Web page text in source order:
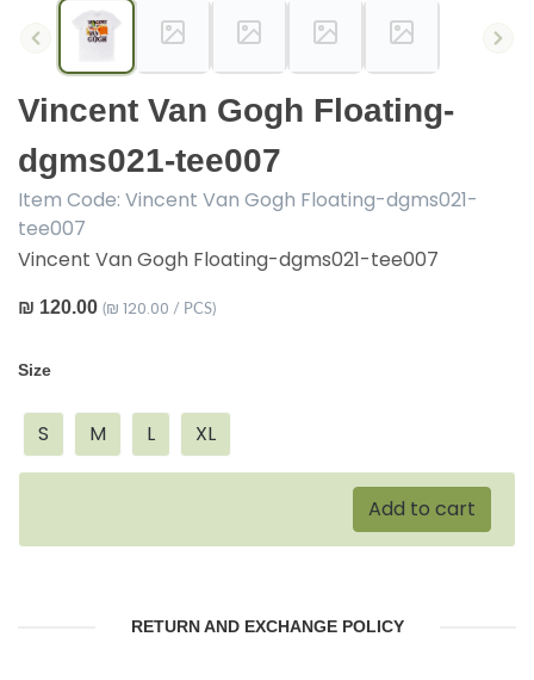
Vincent Van Gogh Floating-
dgms021-tee007
Item Code: Vincent Van Gogh Floating-dgms021-
tee007
Vincent Van Gogh Floating-dgms021-tee007
₪ 120.00 (₪ 120.00 / PCS)
Size
S M L XL
Add to cart
RETURN AND EXCHANGE POLICY